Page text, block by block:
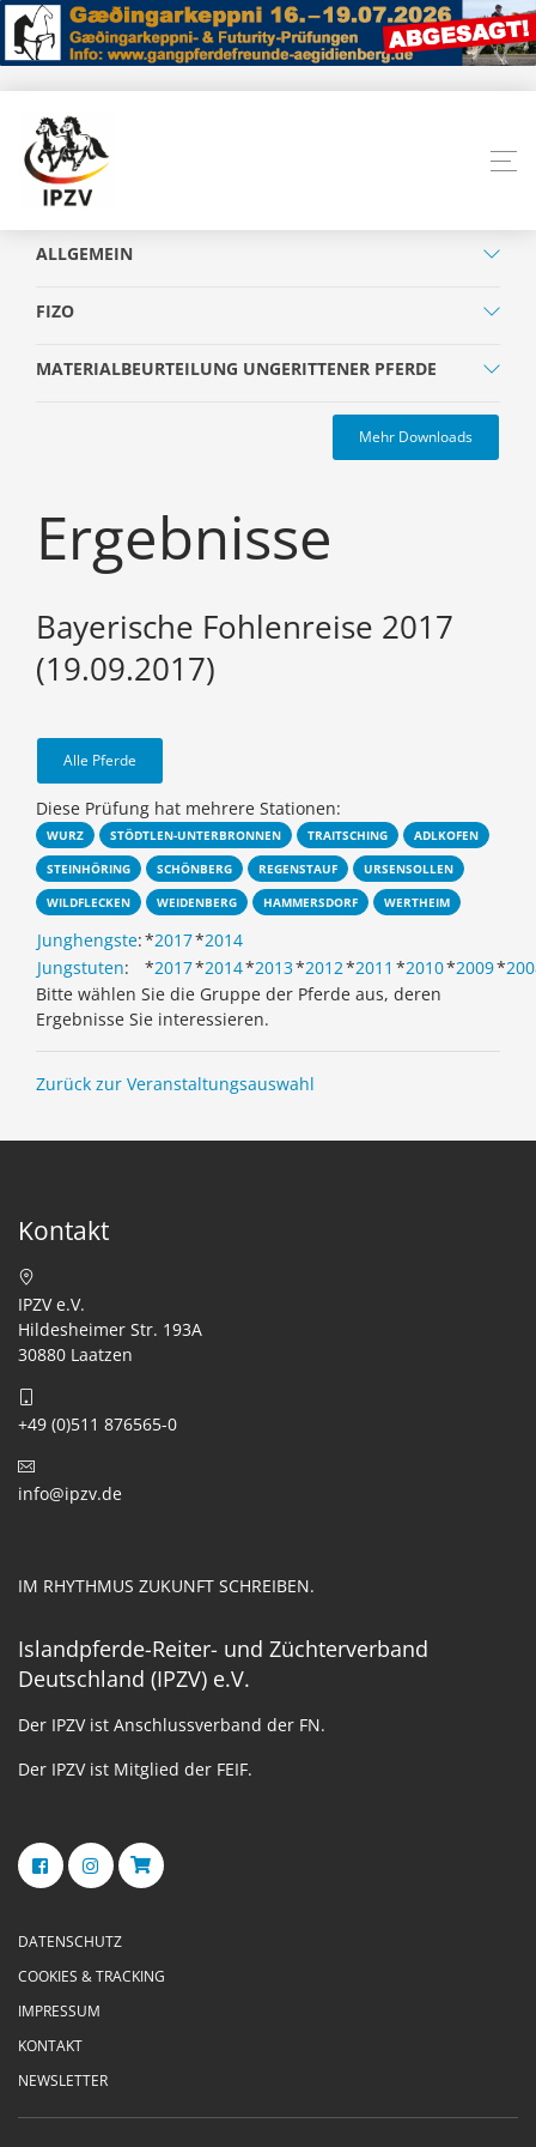
ALLGEMEIN
FIZO
MATERIALBEURTEILUNG UNGERITTENER PFERDE
Mehr Downloads
Ergebnisse
Bayerische Fohlenreise 2017
(19.09.2017)
Alle Pferde
Diese Prüfung hat mehrere Stationen:
WURZ STÖDTLEN-UNTERBRONNEN TRAITSCHING
ADLKOFEN
STEINHÖRING
SCHÖNBERG REGENSTAUF
URSENSOLLEN
WILDFLECKEN
WEIDENBERG HAMMERSDORF WERTHEIM
Junghengste:*2017*2014
Jungstuten: *2017*2014*2013*2012*2011 *2010*2009*
Bitte wählen Sie die Gruppe der Pferde aus, deren
Ergebnisse Sie interessieren.
Zurück zur Veranstaltungsauswahl
Kontakt
IPZV e.V.
Hildesheimer Str. 193A
30880 Laatzen
+49 (0)511 876565-0
info@ipzv.de
IM RHYTHMUS ZUKUNFT SCHREIBEN.
Islandpferde-Reiter- und Züchterverband
Deutschland (IPZV) e.V.
Der IPZV ist Anschlussverband der FN.
Der IPZV ist Mitglied der FEIF.
DATENSCHUTZ
COOKIES & TRACKING
IMPRESSUM
KONTAKT
NEWSLETTER